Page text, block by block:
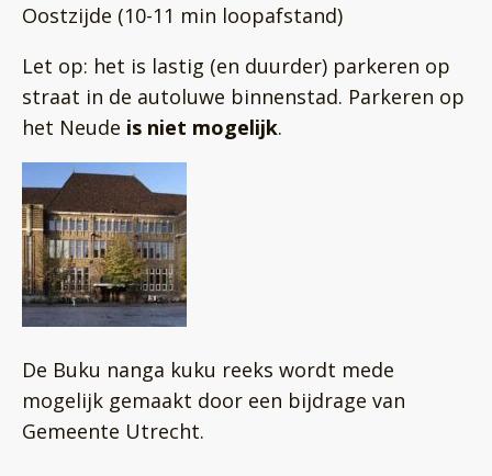
Oostzijde (10-11 min loopafstand)
Let op: het is lastig (en duurder) parkeren op
straat in de autoluwe binnenstad. Parkeren op
het Neude is niet mogelijk.
De Buku nanga kuku reeks wordt mede
mogelijk gemaakt door een bijdrage van
Gemeente Utrecht.